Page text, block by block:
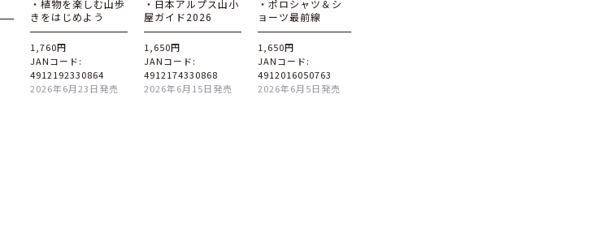
・植物を楽しむ山歩
きをはじめよう
1,760円
JANコード:
4912192330864
2026年6月23日発売
・日本アルプス山小
屋ガイド2026
1,650円
JANコード:
4912174330868
2026年6月15日発売
・ポロシャツ＆シ
ョーツ最前線
1,650円
JANコード:
4912016050763
2026年6月5日発売